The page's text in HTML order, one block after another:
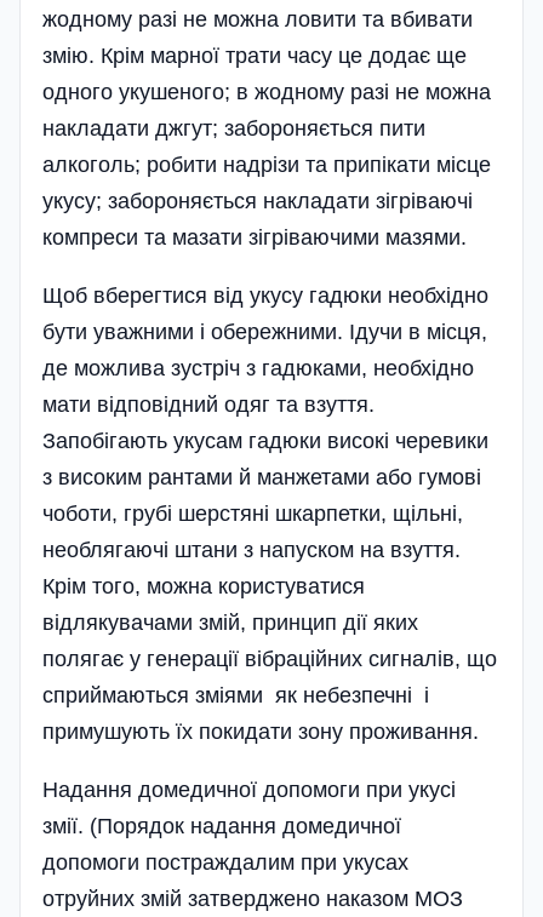
жодному разі не можна ловити та вбивати
змію. Крім марної трати часу це додає ще
одного укушеного; в жодному разі не можна
накладати джгут; забороняється пити
алкоголь; робити надрізи та припікати місце
укусу; забороняється на­кладати зігріваючі
компреси та мазати зігріваючими мазями.
Щоб вберегтися від укусу гадюки необхідно
бути уважними і обережними. Ідучи в місця,
де можлива зустріч з гадюками, необхідно
мати відповідний одяг та взуття.
Запобігають укусам гадюки високі черевики
з високим рантами й манжетами або гумові
чоботи, грубі шерстяні шкарпетки, щільні,
необлягаючі штани з напуском на взуття.
Крім того, можна користуватися
відлякувачами змій, принцип дії яких
полягає у генерації вібраційних сигналів, що
сприймаються зміями як небезпечні і
примушують їх покидати зону проживання.
Надання домедичної допомоги при укусі
змії. (Порядок надання домедичної
допомоги постраждалим при укусах
отруйних змій затверджено наказом МОЗ